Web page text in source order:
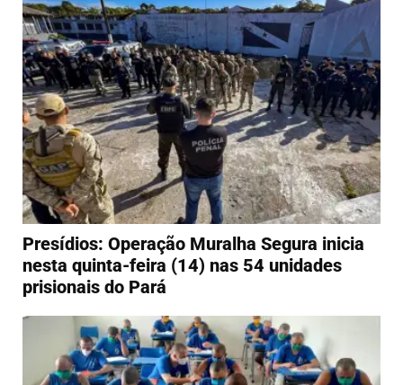
Presídios: Operação Muralha Segura inicia
nesta quinta-feira (14) nas 54 unidades
prisionais do Pará